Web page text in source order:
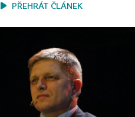
PŘEHRÁT ČLÁNEK